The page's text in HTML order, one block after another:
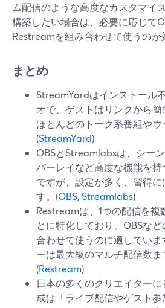
ム配信のような高度なカスタマイ
構築したい場合は、必要に応じて
Restreamを組み合わせて使うのが
まとめ
StreamYardはインストール
オで、ゲストはリンクから簡
ほとんどのトーク系番組やウ
(StreamYard)
OBSとStreamlabsは、シー
バーレイなど高度な機能を持
ですが、設定が多く、習得
す。(OBS,Streamlabs)
Restreamは、1つの配信を複
とに特化しており、OBSな
合わせて使うのに適してい
ーは最大級のマルチ配信数ま
(Restream)
日本の多くのクリエイター
成は「ライブ配信やゲスト参